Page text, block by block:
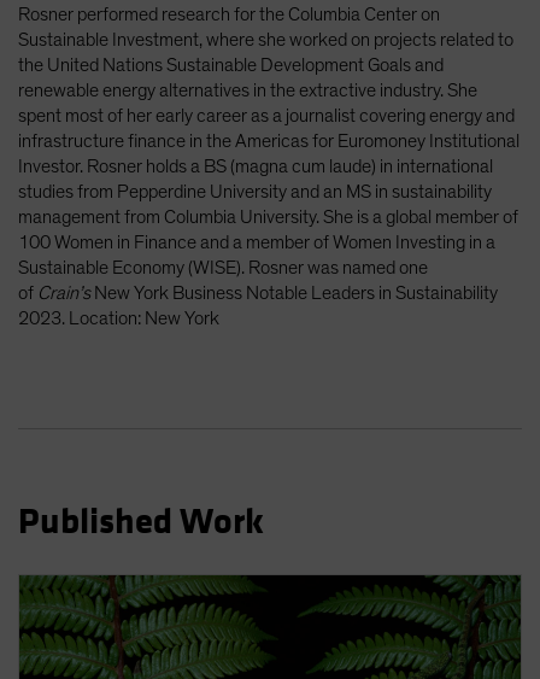
South Korea - 대한민국
Spain
Sweden
Switzerland
Taiwan - 台灣
UK
United States (US Citizens)
US (Non-US Citizens/NRC)
Rosner performed research for the Columbia Center on
Sustainable Investment, where she worked on projects related to
the United Nations Sustainable Development Goals and
renewable energy alternatives in the extractive industry. She
spent most of her early career as a journalist covering energy and
infrastructure finance in the Americas for Euromoney Institutional
Investor. Rosner holds a BS (magna cum laude) in international
studies from Pepperdine University and an MS in sustainability
management from Columbia University. She is a global member of
100 Women in Finance and a member of Women Investing in a
Sustainable Economy (WISE). Rosner was named one
of Crain’sNew York Business Notable Leaders in Sustainability
2023. Location: New York
Published Work